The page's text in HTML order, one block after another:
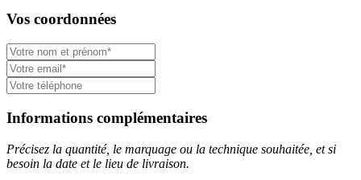
Vos coordonnées
Informations complémentaires
Précisez la quantité, le marquage ou la technique souhaitée, et si
besoin la date et le lieu de livraison.